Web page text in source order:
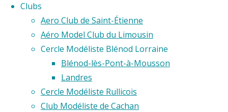
Clubs
Aero Club de Saint-Étienne
Aéro Model Club du Limousin
Cercle Modéliste Blénod Lorraine
Blénod-lès-Pont-à-Mousson
Landres
Cercle Modéliste Rullicois
Club Modéliste de Cachan
LES